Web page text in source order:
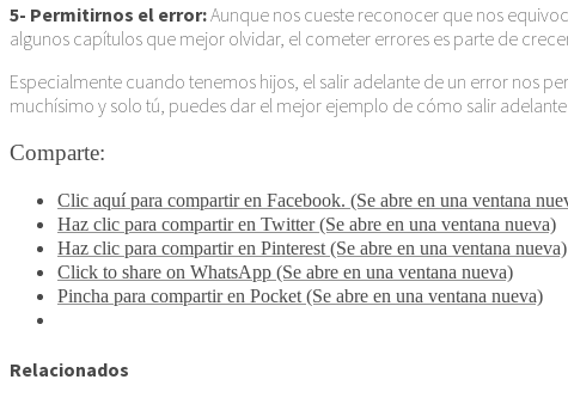
5- Permitirnos el error:Aunque nos cueste reconocer que nos
algunos capítulos que mejor olvidar, el cometer errores es parte de
Especialmente cuando tenemos hijos, el salir adelante de un error nos
muchísimo y solo tú, puedes dar el mejor ejemplo de cómo salir
Comparte:
Clic aquí para compartir en Facebook. (Se abre en una ventana
Haz clic para compartir en Twitter (Se abre en una ventana nueva)
Haz clic para compartir en Pinterest (Se abre en una ventana nueva)
Click to share on WhatsApp (Se abre en una ventana nueva)
Pincha para compartir en Pocket (Se abre en una ventana nueva)
Relacionados